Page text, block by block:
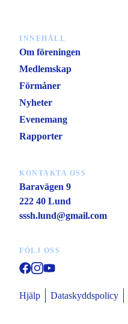
INNEHÅLL
Om föreningen
Medlemskap
Förmåner
Nyheter
Evenemang
Rapporter
KONTAKTA OSS
Baravägen 9
222 40 Lund
sssh.lund@gmail.com
FÖLJ OSS
Hjälp Dataskyddspolicy